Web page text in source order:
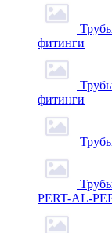
фитинги
фитинги
PERT-AL-